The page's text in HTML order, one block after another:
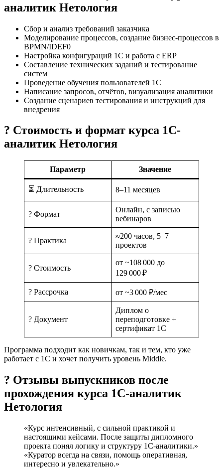
аналитик Нетология
Сбор и анализ требований заказчика
Моделирование процессов, создание бизнес-процессов в
BPMN/IDEF0
Настройка конфигураций 1С и работа с ERP
Составление технических заданий и тестирование
систем
Проведение обучения пользователей 1С
Написание запросов, отчётов, визуализация аналитики
Создание сценариев тестирования и инструкций для
внедрения
? Стоимость и формат курса 1С-
аналитик Нетология
Параметр Значение
⏳ Длительность 8–11 месяцев
? Формат
Онлайн, с записью
вебинаров
? Практика
≈200 часов, 5–7
проектов
? Стоимость
от ~108 000 до
129 000 ₽
? Рассрочка от ~3 000 ₽/мес
? Документ
Диплом о
переподготовке +
сертификат 1С
Программа подходит как новичкам, так и тем, кто уже
работает с 1С и хочет получить уровень Middle.
? Отзывы выпускников после
прохождения курса 1С-аналитик
Нетология
«Курс интенсивный, с сильной практикой и
настоящими кейсами. После защиты дипломного
проекта понял логику и структуру 1С-аналитики.»
«Куратор всегда на связи, помощь оперативная,
интересно и увлекательно.»